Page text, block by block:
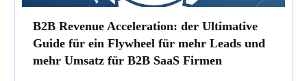
B2B Revenue Acceleration: der Ultimative
Guide für ein Flywheel für mehr Leads und
mehr Umsatz für B2B SaaS Firmen